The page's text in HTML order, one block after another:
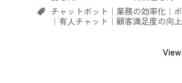
チャットボット ｜ 業務の効率化｜
｜ 有人チャット ｜ 顧客満足度の向上